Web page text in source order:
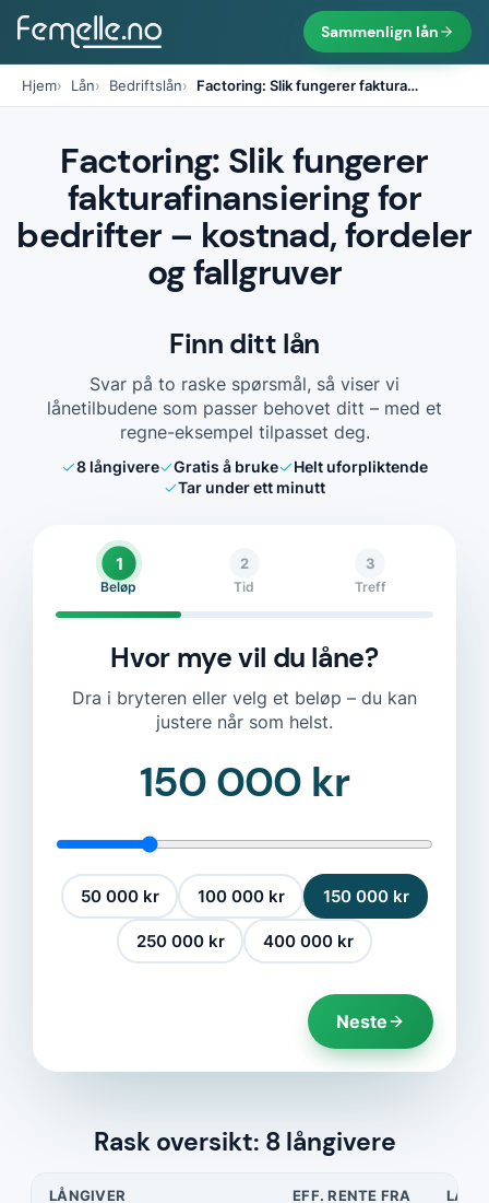
Sammenlign lån
Hjem Lån Bedriftslån Factoring: Slik fungerer faktura…
Factoring: Slik fungerer
fakturafinansiering for
bedrifter – kostnad, fordeler
og fallgruver
Finn ditt lån
Svar på to raske spørsmål, så viser vi
lånetilbudene som passer behovet ditt – med et
regne-eksempel tilpasset deg.
8långivere Gratis å bruke
Helt uforpliktende
Tar under ett minutt
1
Beløp
2
Tid
3
Treff
Hvor mye vil du låne?
Dra i bryteren eller velg et beløp – du kan
justere når som helst.
150 000 kr
50 000 kr 100 000 kr 150 000 kr
250 000 kr 400 000 kr
Neste
Rask oversikt: 8 långivere
LÅNGIVER EFF. RENTE FRA